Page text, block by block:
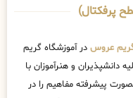
پرفکتال)
عروس در آموزشگاه گریم
و هنرآموزان با
پیشرفته مفاهیم را در